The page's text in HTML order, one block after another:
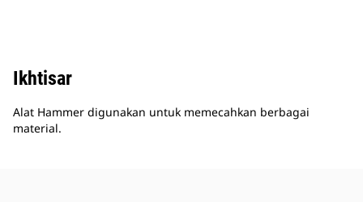
Ikhtisar
Alat Hammer digunakan untuk memecahkan berbagai
material.